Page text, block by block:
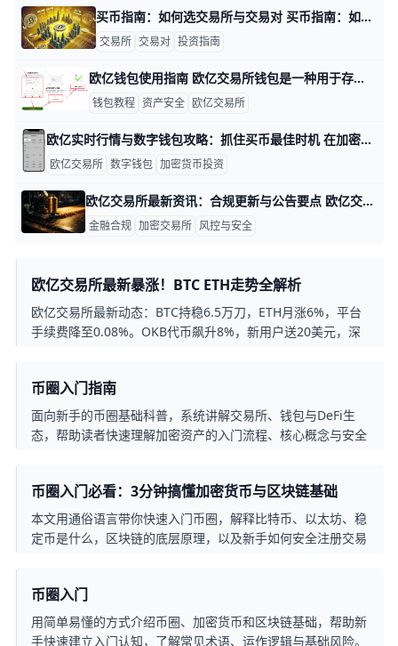
买币指南：如何选交易所与交易对 买币指南：如何选择加密货币交易所与交易对 在进入币圈交易前，先明确你的目标与风险承受能力。比如你是想长期持有、做日内交易，还是做市套利，这些目标决定了你需要关注的交易所功能与交易对。若你想每天买卖 BTC/USDT、ETH/USDT 等高流动性币种，优先选择流动性充足、滑点低的平台；若你偏好新币探索，则需关注新币上线时间、社区活跃度和资金安全性。明确目标可以帮助你聚焦在合适的币种与交易对上，降低误选平台的风险。
交易所 交易对 投资指南
欧亿钱包使用指南 欧亿交易所钱包是一种用于存储、接收、发送和管理数字资产的工具，适合新手和有一定经验的用户一起使用。很多人第一次接触钱包时，最关心的是“怎么创建”和“怎么保安全”，因为只要钱包设置正确，后面的买币、转账和资产查看都会更顺手。比如，用户可以先用钱包保存常用资产，再用同一平台完成买币操作，这样流程会更简单，也更容易管理。
钱包教程 资产安全 欧亿交易所
欧亿实时行情与数字钱包攻略：抓住买币最佳时机 在加密市场里，价格一天波动10%甚至20%已经很常见，很多人明明“方向看对了”，却因为进场时机不好，最后还是亏钱。想提高买币成功率，你需要把“看资讯、看行情、下单”这一整条流程串到一起，用欧亿数字钱包和欧亿交易所，把发现机会和实际买入之间的时间差尽量压缩，让自己真正做到“看见就能出手”。
欧亿交易所 数字钱包 加密货币投资
欧亿交易所最新资讯：合规更新与公告要点 欧亿交易所最新资讯：平台公告与合规更新 近日，欧亿交易所继续加强合规与安全体系，并通过官方公告向用户说明最新条例和平台动态。举例来说，平台明确正在对接区域监管要求，提升身份认证、资金来源审查以及交易活动的合规性，这有助于保护用户资金并提高市场透明度。相关公告还提到正在优化KYC/AML流程，以符合不同地区的监管标准。
金融合规 加密交易所 风控与安全
欧亿交易所最新暴涨！BTC ETH走势全解析
欧亿交易所最新动态：BTC持稳6.5万刀，ETH月涨6%，平台
手续费降至0.08%。OKB代币飙升8%，新用户送20美元，深
币圈入门指南
面向新手的币圈基础科普，系统讲解交易所、钱包与DeFi生
态，帮助读者快速理解加密资产的入门流程、核心概念与安全
币圈入门必看：3分钟搞懂加密货币与区块链基础
本文用通俗语言带你快速入门币圈，解释比特币、以太坊、稳
定币是什么，区块链的底层原理，以及新手如何安全注册交易
币圈入门
用简单易懂的方式介绍币圈、加密货币和区块链基础，帮助新
手快速建立入门认知，了解常见术语、运作逻辑与基础风险。